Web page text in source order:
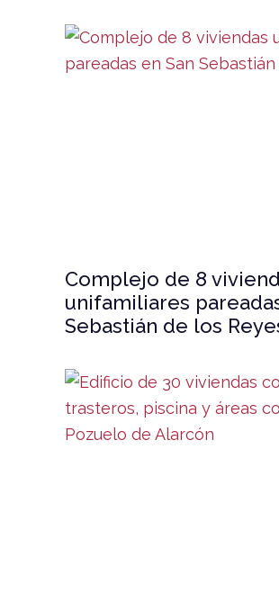
Complejo de 8
unifamiliares
Sebastián de los